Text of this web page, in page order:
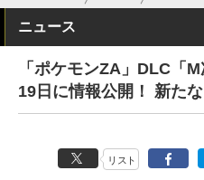
ニュース
「ポケモンZA」DLC「
19日に情報公開！ 新た
リスト